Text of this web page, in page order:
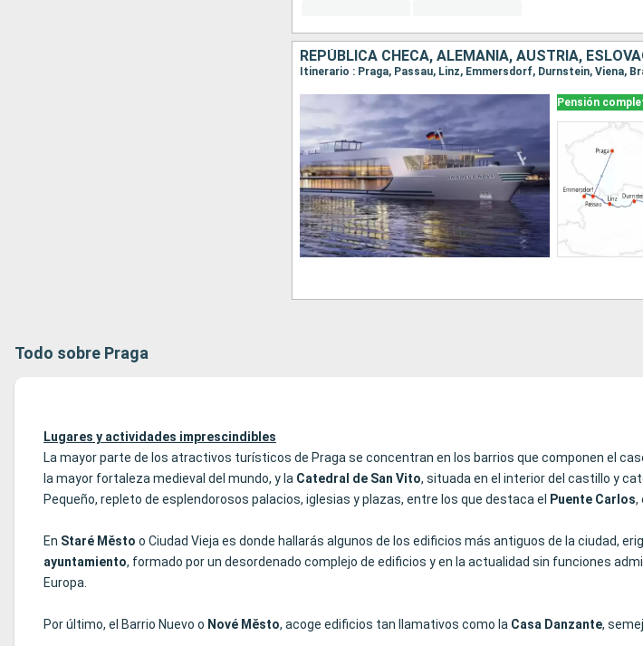
REPÚBLICA CHECA, ALEMANIA, AUSTRIA,
Itinerario : Praga, Passau, Linz, Emmersdorf, Durnstein, Viena,
Pensión
Todo sobre Praga
Lugares y actividades imprescindibles
La mayor parte de los atractivos turísticos de Praga se concentran en los barrios que componen el
la mayor fortaleza medieval del mundo, y la Catedral de San Vito, situada en el interior del castillo y
Pequeño, repleto de esplendorosos palacios, iglesias y plazas, entre los que destaca el
Puente Carlos,
En Staré Město o Ciudad Vieja es donde hallarás algunos de los edificios más antiguos de la ciudad,
ayuntamiento, formado por un desordenado complejo de edificios y en la actualidad sin funciones
Europa.
Por último, el Barrio Nuevo o Nové Město, acoge edificios tan llamativos como la Casa Danzante,